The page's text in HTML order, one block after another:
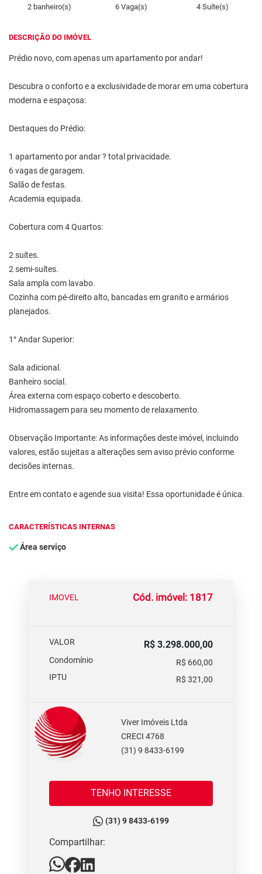
2 banheiro(s) 6 Vaga(s) 4 Suíte(s)
DESCRIÇÃO DO IMÓVEL
Prédio novo, com apenas um apartamento por andar!
Descubra o conforto e a exclusividade de morar em uma cobertura
moderna e espaçosa:
Destaques do Prédio:
1 apartamento por andar ? total privacidade.
6 vagas de garagem.
Salão de festas.
Academia equipada.
Cobertura com 4 Quartos:
2 suítes.
2 semi-suítes.
Sala ampla com lavabo.
Cozinha com pé-direito alto, bancadas em granito e armários
planejados.
1° Andar Superior:
Sala adicional.
Banheiro social.
Área externa com espaço coberto e descoberto.
Hidromassagem para seu momento de relaxamento.
Observação Importante: As informações deste imóvel, incluindo
valores, estão sujeitas a alterações sem aviso prévio conforme
decisões internas.
Entre em contato e agende sua visita! Essa oportunidade é única.
CARACTERÍSTICAS INTERNAS
Área serviço
IMOVEL Cód. imóvel: 1817
VALOR R$ 3.298.000,00
Condomínio
R$ 660,00
IPTU
R$ 321,00
Viver Imóveis Ltda
CRECI 4768
(31) 9 8433-6199
TENHO INTERESSE
(31) 9 8433-6199
Compartilhar: